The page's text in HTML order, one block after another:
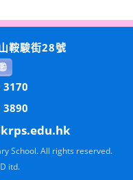
鞍駿街28號
3170
3890
School. All rights reserved.
itd.